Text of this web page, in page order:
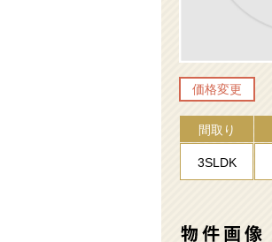
価格変更
間取り
3SLDK